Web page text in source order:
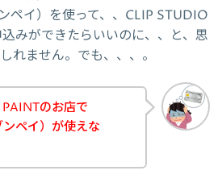
ペイ）を使って、、CLIP STUDIO
みができたらいいのに、、と、思
れません。でも、、、。
のお店で
ペイ）が使えな